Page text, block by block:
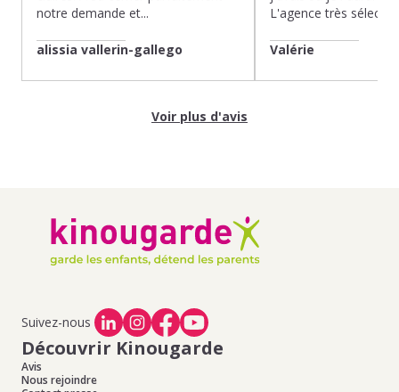
notre demande et...
alissia vallerin-gallego
L'agence très
Valérie
Voir plus d'avis
Suivez-nous
Découvrir Kinougarde
Avis
Nous rejoindre